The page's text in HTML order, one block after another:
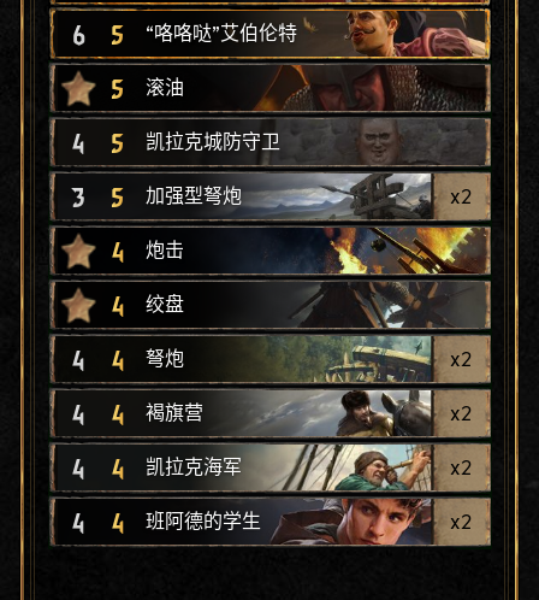
6 5 “咯咯哒”艾伯伦特
5 滚油
4 5 凯拉克城防守卫
3 5 加强型弩炮 x2
4 炮击
4 绞盘
4 4 弩炮 x2
4 4 褐旗营 x2
4 4 凯拉克海军 x2
4 4 班阿德的学生 x2